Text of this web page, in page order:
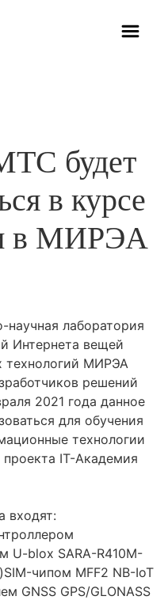
будет
в курсе
в МИРЭА
научная лаборатория
Интернета вещей
технологий МИРЭА
решений
2021 года данное
для обучения
технологии
IT-Академия
входят:
U-blox SARA-R410M-
чипом MFF2 NB-IoT
GNSS GPS/GLONASS